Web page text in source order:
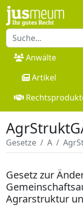
Anwälte
Artikel
Gesetze A
Gesetz zur
Agrarstruktur